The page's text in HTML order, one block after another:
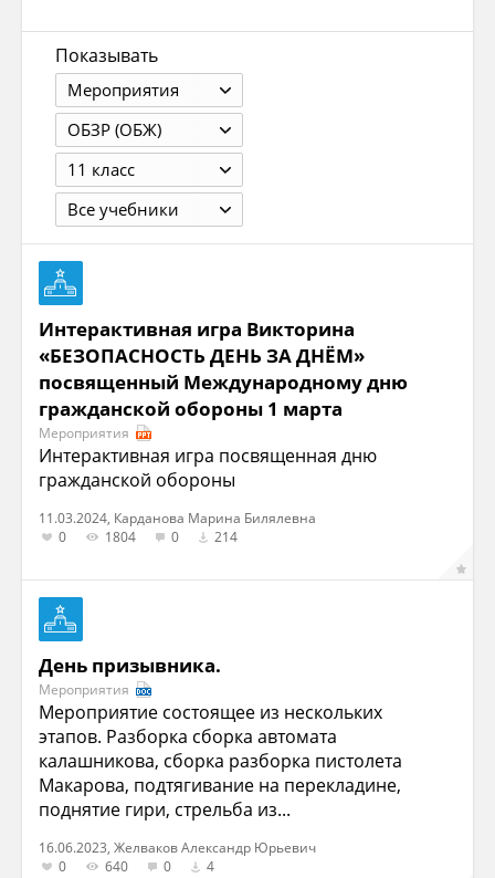
Показывать
Мероприятия
ОБЗР (ОБЖ)
11 класс
Все учебники
Интерактивная игра Викторина
«БЕЗОПАСНОСТЬ ДЕНЬ ЗА ДНЁМ»
посвященный Международному дню
гражданской обороны 1 марта
Мероприятия
Интерактивная игра посвященная дню
гражданской обороны
11.03.2024, Карданова Марина Билялевна
0
1804 0 214
День призывника.
Мероприятия
Мероприятие состоящее из нескольких
этапов. Разборка сборка автомата
калашникова, сборка разборка пистолета
Макарова, подтягивание на перекладине,
поднятие гири, стрельба из...
16.06.2023, Желваков Александр Юрьевич
0
640 0 4